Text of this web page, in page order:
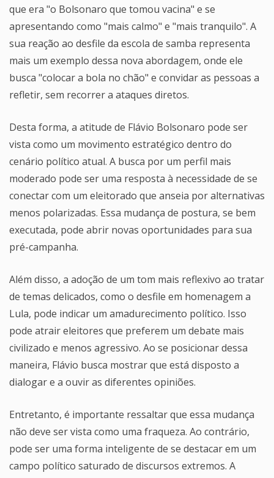
que era "o Bolsonaro que tomou vacina" e se
apresentando como "mais calmo" e "mais tranquilo". A
sua reação ao desfile da escola de samba representa
mais um exemplo dessa nova abordagem, onde ele
busca "colocar a bola no chão" e convidar as pessoas a
refletir, sem recorrer a ataques diretos.
Desta forma, a atitude de Flávio Bolsonaro pode ser
vista como um movimento estratégico dentro do
cenário político atual. A busca por um perfil mais
moderado pode ser uma resposta à necessidade de se
conectar com um eleitorado que anseia por alternativas
menos polarizadas. Essa mudança de postura, se bem
executada, pode abrir novas oportunidades para sua
pré-campanha.
Além disso, a adoção de um tom mais reflexivo ao tratar
de temas delicados, como o desfile em homenagem a
Lula, pode indicar um amadurecimento político. Isso
pode atrair eleitores que preferem um debate mais
civilizado e menos agressivo. Ao se posicionar dessa
maneira, Flávio busca mostrar que está disposto a
dialogar e a ouvir as diferentes opiniões.
Entretanto, é importante ressaltar que essa mudança
não deve ser vista como uma fraqueza. Ao contrário,
pode ser uma forma inteligente de se destacar em um
campo político saturado de discursos extremos. A